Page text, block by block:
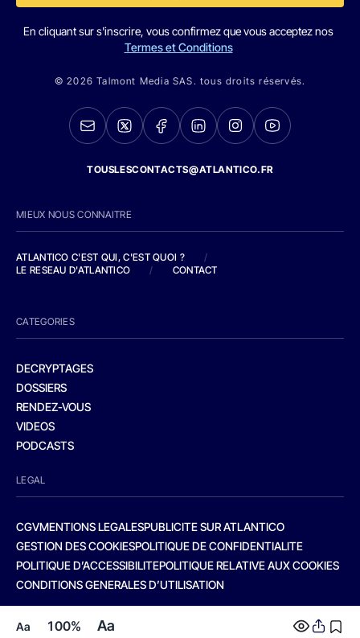
Aa 100% Aa
En cliquant sur s'inscrire, vous confirmez que vous acceptez nos
Termes et Conditions
© 2026 Talmont Media SAS. tous droits réservés.
TOUSLESCONTACTS@ATLANTICO.FR
MIEUX NOUS CONNAITRE
ATLANTICO C'EST QUI, C'EST QUOI ?
/
LE RESEAU D'ATLANTICO
/ CONTACT
CATEGORIES
DECRYPTAGES
DOSSIERS
RENDEZ-VOUS
VIDEOS
PODCASTS
LEGAL
CGVMENTIONS LEGALESPUBLICITE SUR ATLANTICO
GESTION DES COOKIESPOLITIQUE DE CONFIDENTIALITE
POLITIQUE D’ACCESSIBILITEPOLITIQUE RELATIVE AUX COOKIES
CONDITIONS GENERALES D’UTILISATION